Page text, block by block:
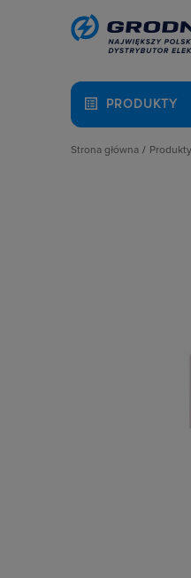
PRODUKTY
Strona główna
Produkty